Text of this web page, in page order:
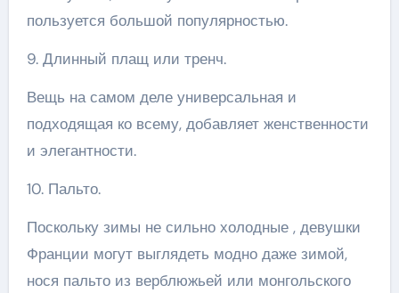
пользуется большой популярностью.
9. Длинный плащ или тренч.
Вещь на самом деле универсальная и
подходящая ко всему, добавляет женственности
и элегантности.
10. Пальто.
Поскольку зимы не сильно холодные , девушки
Франции могут выглядеть модно даже зимой,
нося пальто из верблюжьей или монгольского